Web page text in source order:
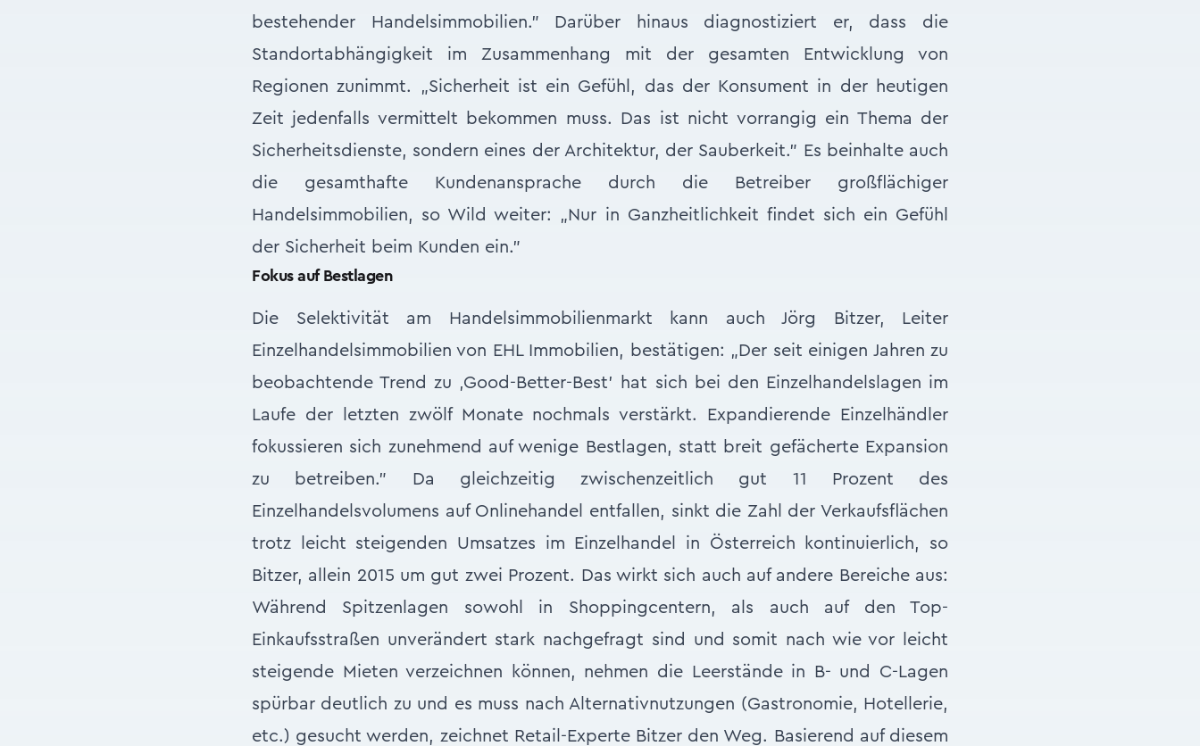
bestehender Handelsimmobilien.” Darüber hinaus diagnostiziert er, dass die
Standortabhängigkeit im Zusammenhang mit der gesamten Entwicklung von
Regionen zunimmt. „Sicherheit ist ein Gefühl, das der Konsument in der heutigen
Zeit jedenfalls vermittelt bekommen muss. Das ist nicht vorrangig ein Thema der
Sicherheitsdienste, sondern eines der Architektur, der Sauberkeit.” Es beinhalte auch
die gesamthafte Kundenansprache durch die Betreiber großflächiger
Handelsimmobilien, so Wild weiter: „Nur in Ganzheitlichkeit findet sich ein Gefühl
der Sicherheit beim Kunden ein.”
Fokus auf Bestlagen
Die Selektivität am Handelsimmobilienmarkt kann auch Jörg Bitzer, Leiter
Einzelhandelsimmobilien von EHL Immobilien, bestätigen: „Der seit einigen Jahren zu
beobachtende Trend zu ‚Good-Better-Best’ hat sich bei den Einzelhandelslagen im
Laufe der letzten zwölf Monate nochmals verstärkt. Expandierende Einzelhändler
fokussieren sich zunehmend auf wenige Bestlagen, statt breit gefächerte Expansion
zu betreiben.” Da gleichzeitig zwischenzeitlich gut 11 Prozent des
Einzelhandelsvolumens auf Onlinehandel entfallen, sinkt die Zahl der Verkaufsflächen
trotz leicht steigenden Umsatzes im Einzelhandel in Österreich kontinuierlich, so
Bitzer, allein 2015 um gut zwei Prozent. Das wirkt sich auch auf andere Bereiche aus:
Während Spitzenlagen sowohl in Shoppingcentern, als auch auf den Top-
Einkaufsstraßen unverändert stark nachgefragt sind und somit nach wie vor leicht
steigende Mieten verzeichnen können, nehmen die Leerstände in B- und C-Lagen
spürbar deutlich zu und es muss nach Alternativnutzungen (Gastronomie, Hotellerie,
etc.) gesucht werden, zeichnet Retail-Experte Bitzer den Weg. Basierend auf diesem